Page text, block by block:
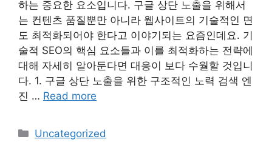
하는 중요한 요소입니다. 구글 상단 노출을 위해서
는 컨텐츠 품질뿐만 아니라 웹사이트의 기술적인 면
도 최적화되어야 한다고 이야기되는 요즘인데요. 기
술적 SEO의 핵심 요소들과 이를 최적화하는 전략에
대해 자세히 알아둔다면 대응이 보다 수월할 것입니
다. 1. 구글 상단 노출을 위한 구조적인 노력 검색 엔
진 … Read more
Categories
Uncategorized